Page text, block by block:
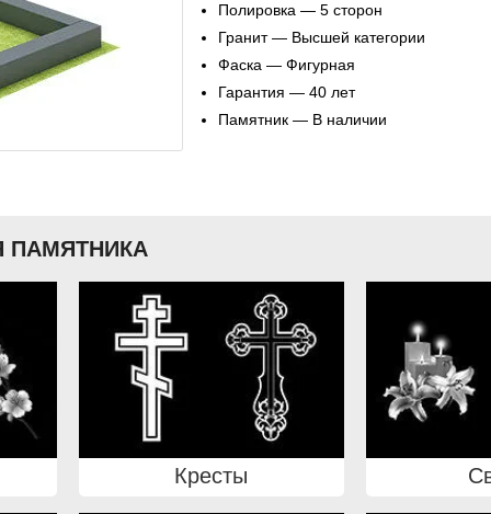
Полировка — 5 сторон
Гранит — Высшей категории
Фаска — Фигурная
Гарантия — 40 лет
Памятник — В наличии
ПАМЯТНИКА
Кресты